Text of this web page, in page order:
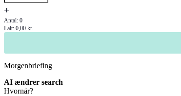
Medlem:
Registrering
Øg
billetantallet
for
Registrering
+
Antal: 0
I alt: 0,00 kr.
Morgenbriefing
AI ændrer search
Hvornår?